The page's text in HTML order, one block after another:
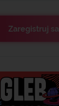
Zaregistruj sa